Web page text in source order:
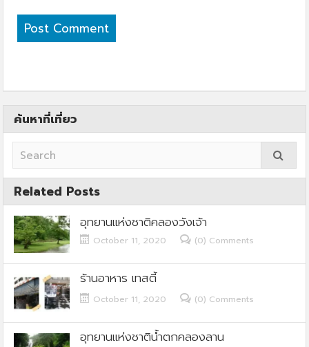
ค้นหาที่เที่ยว
Related Posts
อุทยานแห่งชาติคลองวังเจ้า
October 11, 2020 (0) Comments
ร้านอาหาร เทสตี้
October 11, 2020 (0) Comments
อุทยานแห่งชาติน้ำตกคลองลาน